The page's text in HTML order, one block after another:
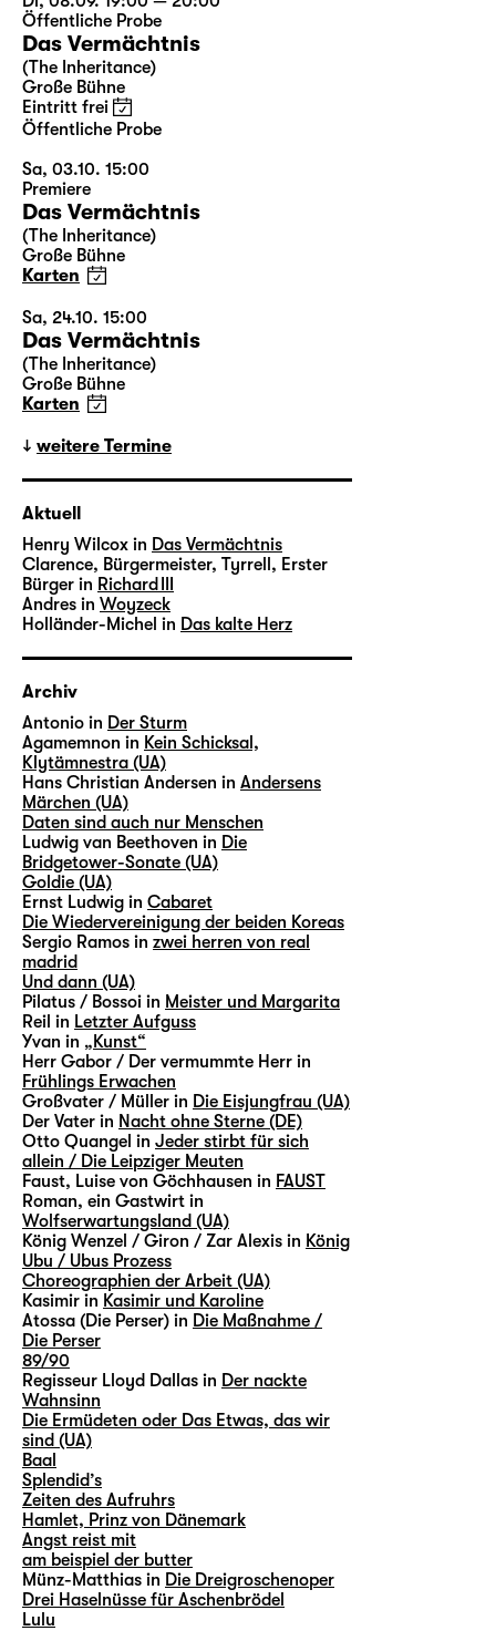
Öffentliche Probe
Das Vermächtnis
(The Inheritance)
Große Bühne
Eintritt frei
Öffentliche Probe
Sa, 03.10. 15:00
Premiere
Das Vermächtnis
(The Inheritance)
Große Bühne
Karten
Sa, 24.10. 15:00
Das Vermächtnis
(The Inheritance)
Große Bühne
Karten
weitere Termine
Aktuell
Henry Wilcox in Das Vermächtnis
Clarence, Bürgermeister, Tyrrell, Erster
Bürger in Richard III
Andres in Woyzeck
Holländer-Michel in Das kalte Herz
Archiv
Antonio in Der Sturm
Agamemnon in Kein Schicksal,
Klytämnestra (UA)
Hans Christian Andersen in Andersens
Märchen (UA)
Daten sind auch nur Menschen
Ludwig van Beethoven in Die
Bridgetower-Sonate (UA)
Goldie (UA)
Ernst Ludwig in Cabaret
Die Wiedervereinigung der beiden Koreas
Sergio Ramos in zwei herren von real
madrid
Und dann (UA)
Pilatus / Bossoi in Meister und Margarita
Reil in Letzter Aufguss
Yvan in „Kunst“
Herr Gabor / Der vermummte Herr in
Frühlings Erwachen
Großvater / Müller in Die Eisjungfrau (UA)
Der Vater in Nacht ohne Sterne (DE)
Otto Quangel in Jeder stirbt für sich
allein / Die Leipziger Meuten
Faust, Luise von Göchhausen in FAUST
Roman, ein Gastwirt in
Wolfserwartungsland (UA)
König Wenzel / Giron / Zar Alexis in König
Ubu / Ubus Prozess
Choreographien der Arbeit (UA)
Kasimir in Kasimir und Karoline
Atossa (Die Perser) in Die Maßnahme /
Die Perser
89/90
Regisseur Lloyd Dallas in Der nackte
Wahnsinn
Die Ermüdeten oder Das Etwas, das wir
sind (UA)
Baal
Splendid’s
Zeiten des Aufruhrs
Hamlet, Prinz von Dänemark
Angst reist mit
am beispiel der butter
Münz-Matthias in Die Dreigroschenoper
Drei Haselnüsse für Aschenbrödel
Lulu